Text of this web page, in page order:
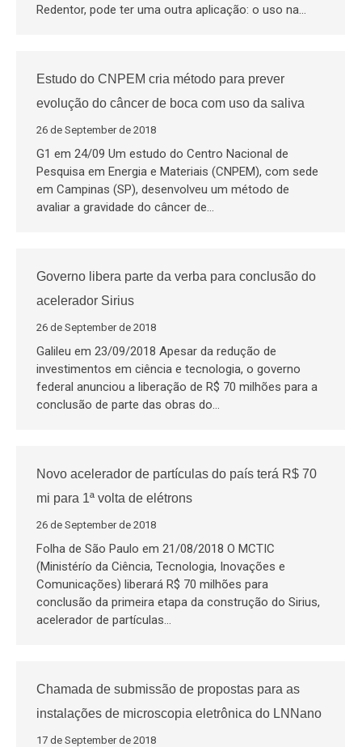
Redentor, pode ter uma outra aplicação: o uso na…
Estudo do CNPEM cria método para prever
evolução do câncer de boca com uso da saliva
26 de September de 2018
G1 em 24/09 Um estudo do Centro Nacional de
Pesquisa em Energia e Materiais (CNPEM), com sede
em Campinas (SP), desenvolveu um método de
avaliar a gravidade do câncer de…
Governo libera parte da verba para conclusão do
acelerador Sirius
26 de September de 2018
Galileu em 23/09/2018 Apesar da redução de
investimentos em ciência e tecnologia, o governo
federal anunciou a liberação de R$ 70 milhões para a
conclusão de parte das obras do…
Novo acelerador de partículas do país terá R$ 70
mi para 1ª volta de elétrons
26 de September de 2018
Folha de São Paulo em 21/08/2018 O MCTIC
(Ministérío da Ciência, Tecnologia, Inovações e
Comunicações) liberará R$ 70 milhões para
conclusão da primeira etapa da construção do Sirius,
acelerador de partículas…
Chamada de submissão de propostas para as
instalações de microscopia eletrônica do LNNano
17 de September de 2018